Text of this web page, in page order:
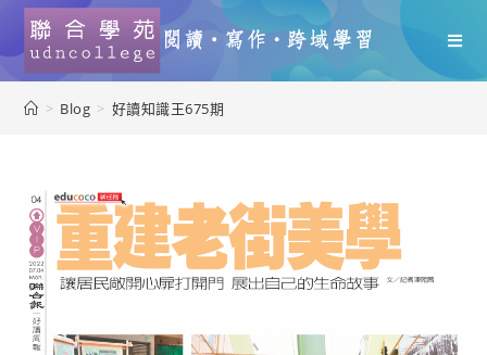
> Blog > 好讀知識王675期